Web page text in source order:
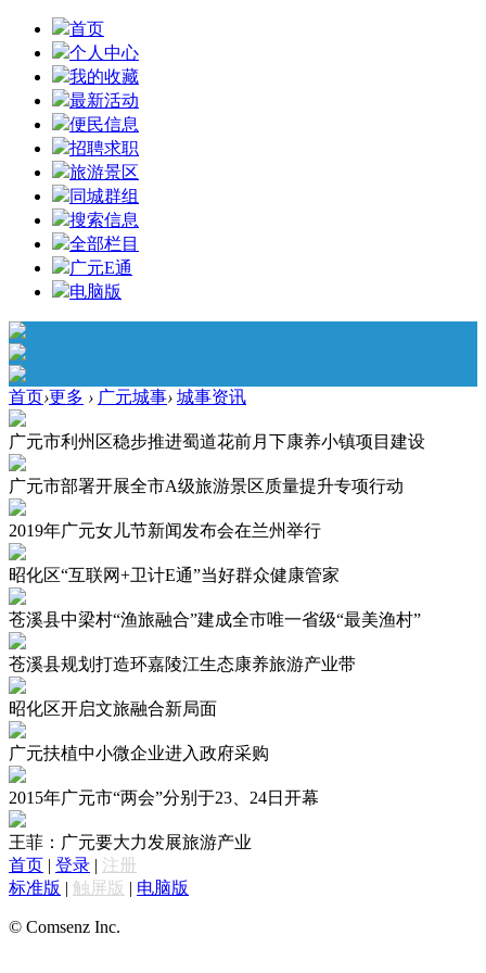
首页
个人中心
我的收藏
最新活动
便民信息
招聘求职
旅游景区
同城群组
搜索信息
全部栏目
广元E通
电脑版
首页›更多 › 广元城事› 城事资讯
广元市利州区稳步推进蜀道花前月下康养小镇项目建设
广元市部署开展全市A级旅游景区质量提升专项行动
2019年广元女儿节新闻发布会在兰州举行
昭化区“互联网+卫计E通”当好群众健康管家
苍溪县中梁村“渔旅融合”建成全市唯一省级“最美渔村”
苍溪县规划打造环嘉陵江生态康养旅游产业带
昭化区开启文旅融合新局面
广元扶植中小微企业进入政府采购
2015年广元市“两会”分别于23、24日开幕
王菲：广元要大力发展旅游产业
首页 | 登录 | 注册
标准版 | 触屏版 | 电脑版
© Comsenz Inc.